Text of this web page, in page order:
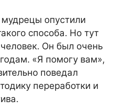
опустили
способа. Но тут
Он был очень
«Я помогу вам»,
поведал
переработки и